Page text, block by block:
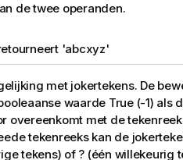
de twee operanden.
'abcxyz'
met jokertekens. De
waarde True(-1) als
overeenkomt met de
tekenreeks kan de
tekens) of ? (één willekeurig